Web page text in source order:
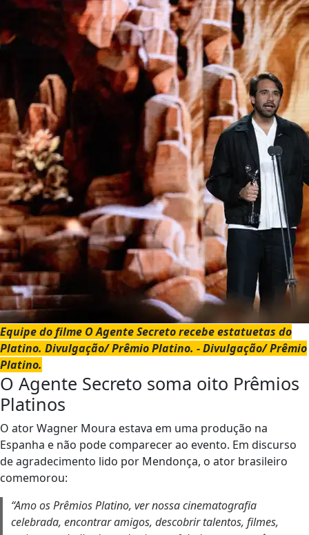
Equipe do filme O Agente Secreto recebe estatuetas do
Platino. Divulgação/ Prêmio Platino. - Divulgação/ Prêmio
Platino.
O Agente Secreto soma oito Prêmios
Platinos
O ator Wagner Moura estava em uma produção na
Espanha e não pode comparecer ao evento. Em discurso
de agradecimento lido por Mendonça, o ator brasileiro
comemorou:
“Amo os Prêmios Platino, ver nossa cinematografia
celebrada, encontrar amigos, descobrir talentos, filmes,